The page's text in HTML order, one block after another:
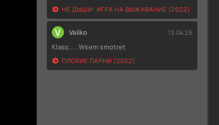
НЕ ДЫШИ: ИГРА НА ВЫЖИВАНИЕ (2022)
V Valiko 13.04.26
Klass..... Wsem smotret
ПЛОХИЕ ПАРНИ (2022)